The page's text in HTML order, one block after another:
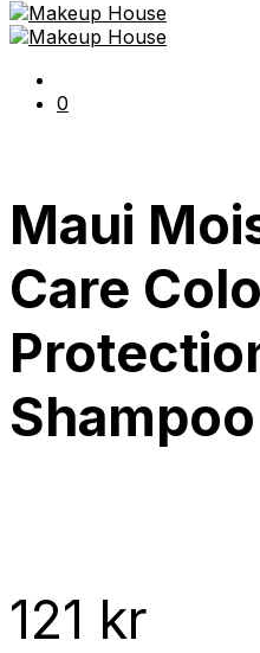
0
Maui
Care
121 kr